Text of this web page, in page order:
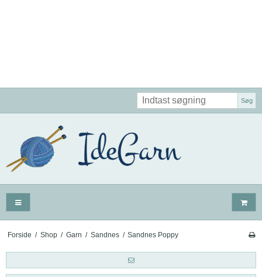
Søg
Forside / Shop / Garn / Sandnes / Sandnes Poppy